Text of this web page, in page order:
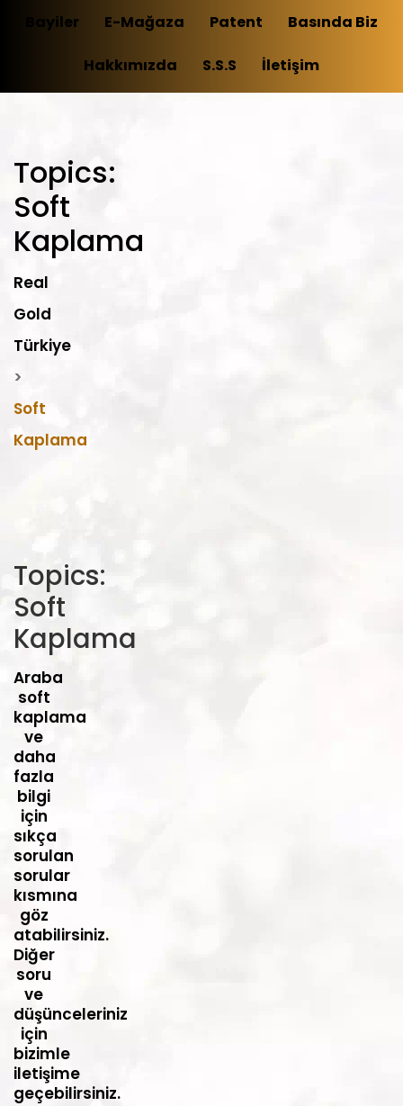
Bayiler E-Mağaza Patent Basında Biz
Hakkımızda S.S.S İletişim
Topics:
Soft
Kaplama
Real
Gold
Türkiye
>
Soft
Kaplama
Topics:
Soft
Kaplama
Araba
soft
kaplama
ve
daha
fazla
bilgi
için
sıkça
sorulan
sorular
kısmına
göz
atabilirsiniz.
Diğer
soru
ve
düşünceleriniz
için
bizimle
iletişime
geçebilirsiniz.